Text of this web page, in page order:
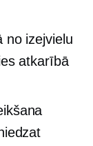
no izejvielu
atkarībā